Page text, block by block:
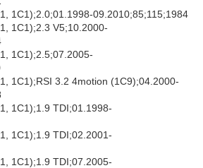
1C1);2.0;01.1998-09.2010;85;115;1984
1C1);2.3 V5;10.2000-
1C1);2.5;07.2005-
1C1);RSI 3.2 4motion (1C9);04.2000-
1C1);1.9 TDI;01.1998-
1C1);1.9 TDI;02.2001-
1C1);1.9 TDI;07.2005-